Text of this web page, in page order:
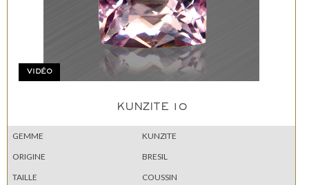
VIDÉO
KUNZITE 10
GEMME
KUNZITE
ORIGINE
BRESIL
TAILLE
COUSSIN